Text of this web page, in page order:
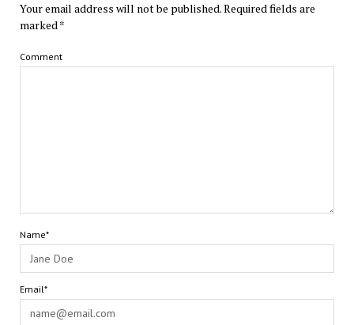
Your email address will not be published.Required fields are
marked*
Comment
Name*
Email*